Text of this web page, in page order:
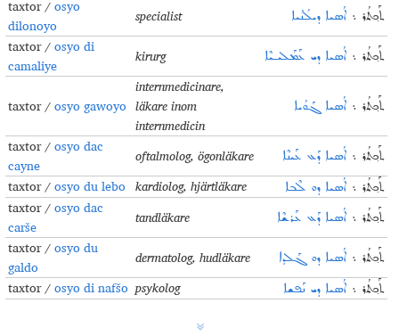
taxtor /osyo
dilonoyo
specialist ܬܰܟ݂ܬܳܪ ܆ ܐܳܣܝܐ ܕܝܠܳܢܳܝܐ
taxtor /osyo di
camaliye
kirurg ܬܰܟ݂ܬܳܪ ܆ ܐܳܣܝܐ ܕܝ ܥܰܡܰܠܝـܝܶܐ
taxtor /osyo gawoyo
internmedicinare,
läkare inom
internmedicin
ܬܰܟ݂ܬܳܪ ܆ ܐܳܣܝܐ ܓܰܘܳܝܐ
taxtor /osyo dac
cayne
oftalmolog, ögonläkare ܬܰܟ݂ܬܳܪ ܆ ܐܳܣܝܐ ܕܰܥ ܥܰܝܢܶܐ
taxtor /osyo du lebo kardiolog, hjärtläkare ܬܰܟ݂ܬܳܪ ܆ ܐܳܣܝܐ ܕܘ ܠܶܒܐ
taxtor /osyo dac
carše
tandläkare ܬܰܟ݂ܬܳܪ ܆ ܐܳܣܝܐ ܕܰܥ ܥܰܪܫܶܐ
taxtor /osyo du
galdo
dermatolog, hudläkare ܬܰܟ݂ܬܳܪ ܆ ܐܳܣܝܐ ܕܘ ܓܰܠܕܐ
taxtor /osyo di nafšo psykolog ܬܰܟ݂ܬܳܪ ܆ ܐܳܣܝܐ ܕܝ ܢܰܦܫܐ